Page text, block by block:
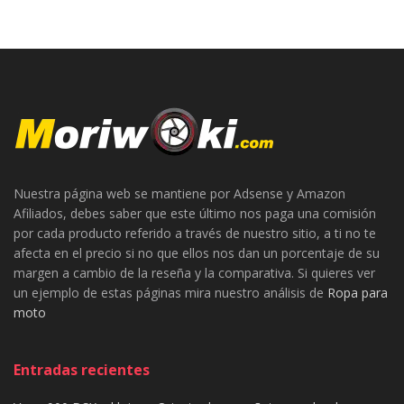
Nuestra página web se mantiene por Adsense y Amazon
Afiliados, debes saber que este último nos paga una comisión
por cada producto referido a través de nuestro sitio, a ti no te
afecta en el precio si no que ellos nos dan un porcentaje de su
margen a cambio de la reseña y la comparativa. Si quieres ver
un ejemplo de estas páginas mira nuestro análisis de Ropa para
moto
Entradas recientes